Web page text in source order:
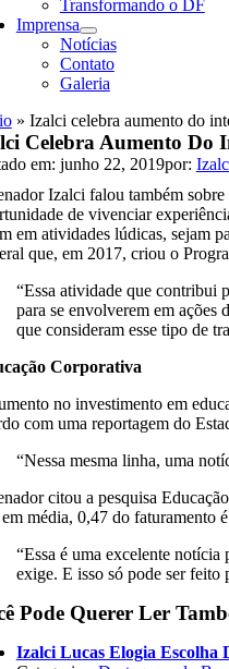
Transformando o DF
Imprensa
Notícias
Contato
Galeria
» Izalci celebra aumento do
Celebra Aumento Do
em: junho 22, 2019por:
Izalci falou também
de vivenciar
em atividades lúdicas, sejam
que, em 2017, criou o
“Essa atividade que contribui
para se envolverem em
que consideram esse tipo de
Corporativa
no investimento em
com uma reportagem do
“Nessa mesma linha, uma
citou a pesquisa
média, 0,47 do faturamento
“Essa é uma excelente notícia
exige. E isso só pode ser feito
Pode Querer Ler
Izalci Lucas Elogia Escolha